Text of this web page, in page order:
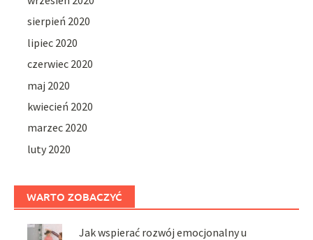
sierpień 2020
lipiec 2020
czerwiec 2020
maj 2020
kwiecień 2020
marzec 2020
luty 2020
WARTO ZOBACZYĆ
Jak wspierać rozwój emocjonalny u